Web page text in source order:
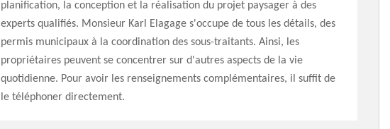
planification, la conception et la réalisation du projet paysager à des
experts qualifiés. Monsieur Karl Elagage s'occupe de tous les détails, des
permis municipaux à la coordination des sous-traitants. Ainsi, les
propriétaires peuvent se concentrer sur d'autres aspects de la vie
quotidienne. Pour avoir les renseignements complémentaires, il suffit de
le téléphoner directement.